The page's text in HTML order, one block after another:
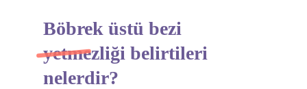
Böbrek üstü bezi
yetmezliği belirtileri
nelerdir?